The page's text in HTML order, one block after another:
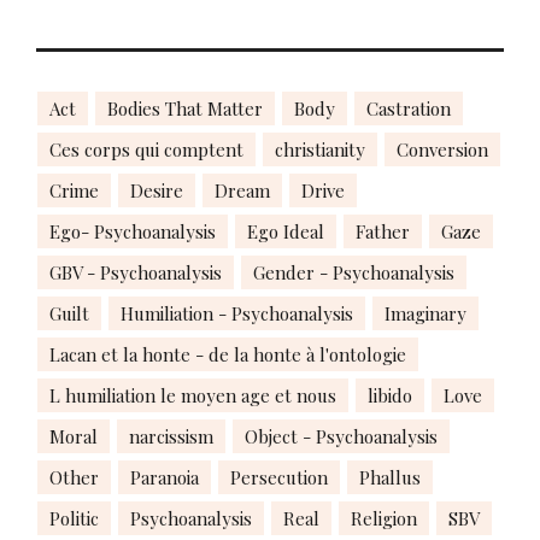
Act Bodies That Matter Body
Castration
Ces corps qui comptent
christianity
Conversion
Crime
Desire Dream
Drive
Ego- Psychoanalysis
Ego Ideal Father
Gaze
GBV - Psychoanalysis
Gender - Psychoanalysis
Guilt
Humiliation - Psychoanalysis
Imaginary
Lacan et la honte - de la honte à l'ontologie
L humiliation le moyen age et nous
libido
Love
Moral
narcissism
Object - Psychoanalysis
Other
Paranoia Persecution
Phallus
Politic
Psychoanalysis Real Religion SBV